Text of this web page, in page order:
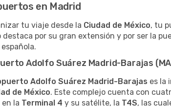
en Madrid
tu viaje desde la Ciudad de México, tu
destaca por su gran extensión y por ser la
Adolfo Suárez Madrid-Barajas
Adolfo Suárez Madrid-Barajas es la
de México. Este complejo cuenta con
en la Terminal 4 y su satélite, la T4S, las